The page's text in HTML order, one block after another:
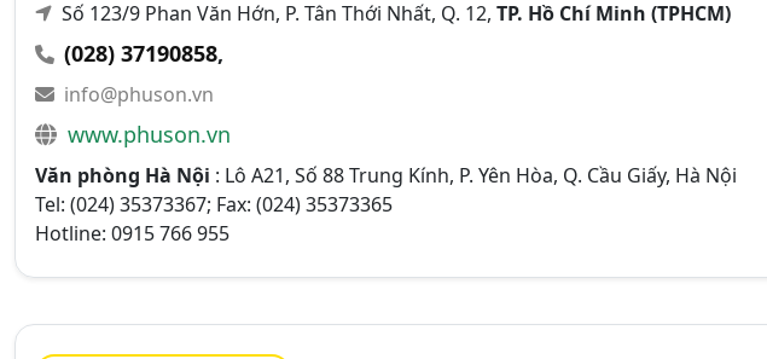
Số 123/9 Phan Văn Hớn, P. Tân Thới Nhất, Q. 12, TP. Hồ Chí Minh (TPHCM)
(028) 37190858,
info@phuson.vn
www.phuson.vn
Văn phòng Hà Nội : Lô A21, Số 88 Trung Kính, P. Yên Hòa, Q. Cầu Giấy, Hà Nội
Tel: (024) 35373367; Fax: (024) 35373365
Hotline: 0915 766 955